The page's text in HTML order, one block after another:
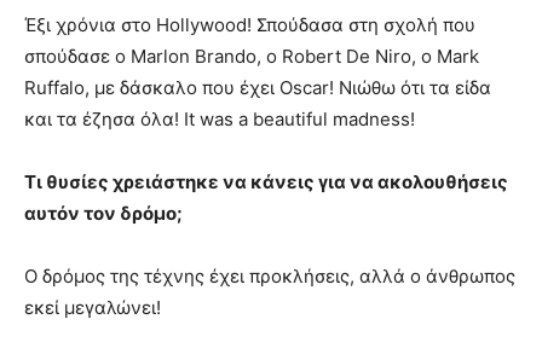
Έξι χρόνια στο Hollywood! Σπούδασα στη σχολή που
σπούδασε ο Marlon Brando, ο Robert De Niro, ο Mark
Ruffalo, με δάσκαλο που έχει Oscar! Νιώθω ότι τα είδα
και τα έζησα όλα! It was a beautiful madness!
Τι θυσίες χρειάστηκε να κάνεις για να ακολουθήσεις
αυτόν τον δρόμο;
Ο δρόμος της τέχνης έχει προκλήσεις, αλλά ο άνθρωπος
εκεί μεγαλώνει!